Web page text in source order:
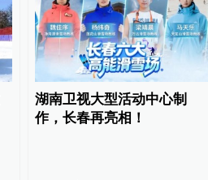
湖南卫视大型活动中心制
作，长春再亮相！